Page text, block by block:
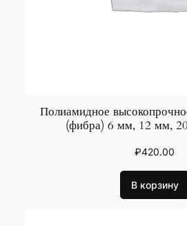
Полиамидное
(фибра) 6 мм, 12 мм,
₽420.00
В корзину